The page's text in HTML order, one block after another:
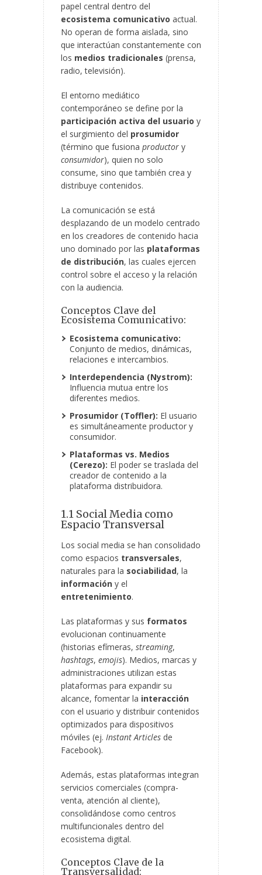
papel central dentro del
ecosistema comunicativo actual.
No operan de forma aislada, sino
que interactúan constantemente con
los medios tradicionales (prensa,
radio, televisión).
El entorno mediático
contemporáneo se define por la
participación activa del usuario y
el surgimiento del prosumidor
(término que fusiona productor y
consumidor), quien no solo
consume, sino que también crea y
distribuye contenidos.
La comunicación se está
desplazando de un modelo centrado
en los creadores de contenido hacia
uno dominado por las plataformas
de distribución, las cuales ejercen
control sobre el acceso y la relación
con la audiencia.
Conceptos Clave del
Ecosistema Comunicativo:
Ecosistema comunicativo:
Conjunto de medios, dinámicas,
relaciones e intercambios.
Interdependencia (Nystrom):
Influencia mutua entre los
diferentes medios.
Prosumidor (Toffler): El usuario
es simultáneamente productor y
consumidor.
Plataformas vs. Medios
(Cerezo): El poder se traslada del
creador de contenido a la
plataforma distribuidora.
1.1 Social Media como
Espacio Transversal
Los social media se han consolidado
como espacios transversales,
naturales para la sociabilidad, la
información y el
entretenimiento.
Las plataformas y sus formatos
evolucionan continuamente
(historias efímeras, streaming,
hashtags, emojis). Medios, marcas y
administraciones utilizan estas
plataformas para expandir su
alcance, fomentar la interacción
con el usuario y distribuir contenidos
optimizados para dispositivos
móviles (ej. Instant Articles de
Facebook).
Además, estas plataformas integran
servicios comerciales (compra-
venta, atención al cliente),
consolidándose como centros
multifuncionales dentro del
ecosistema digital.
Conceptos Clave de la
Transversalidad: